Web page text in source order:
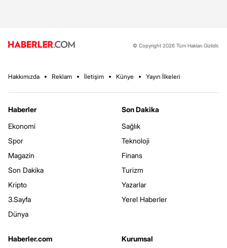
© Copyright 2026 Tüm Hakları Gizlidir.
Hakkımızda Reklam İletişim Künye Yayın İlkeleri
Haberler
Ekonomi
Spor
Magazin
Son Dakika
Kripto
3.Sayfa
Dünya
Son Dakika
Sağlık
Teknoloji
Finans
Turizm
Yazarlar
Yerel Haberler
Haberler.com
Kurumsal